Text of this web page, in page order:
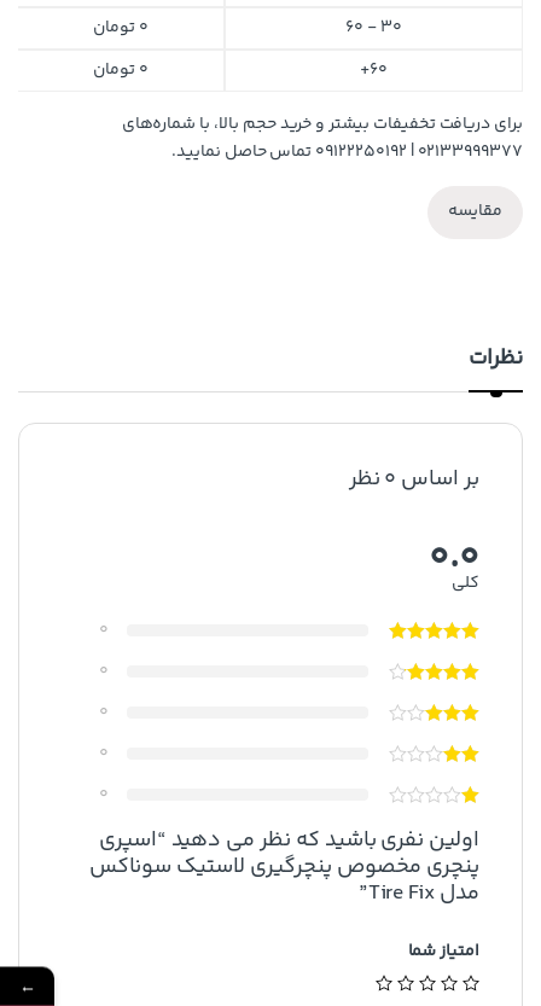
30 - 60
0تومان
60+
0تومان
برای دریافت تخفیفات بیشتر و خرید حجم بالا، با شماره‌های
۰۲۱۳۳۹۹۹۳۷۷ | ۰۹۱۲۲۲۵۰۱۹۲ تماس حاصل نمایید.
مقایسه
نظرات
بر اساس 0 نظر
0.0
کلی
0
0
0
0
0
اولین نفری باشید که نظر می دهید “اسپری
پنچری مخصوص پنچرگیری لاستیک سوناکس
مدل Tire Fix”
امتیاز شما
←